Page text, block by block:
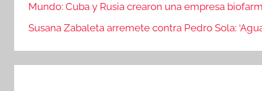
Mundo: Cuba y Rusia crearon una empresa
Susana Zabaleta arremete contra Pedro Sola: